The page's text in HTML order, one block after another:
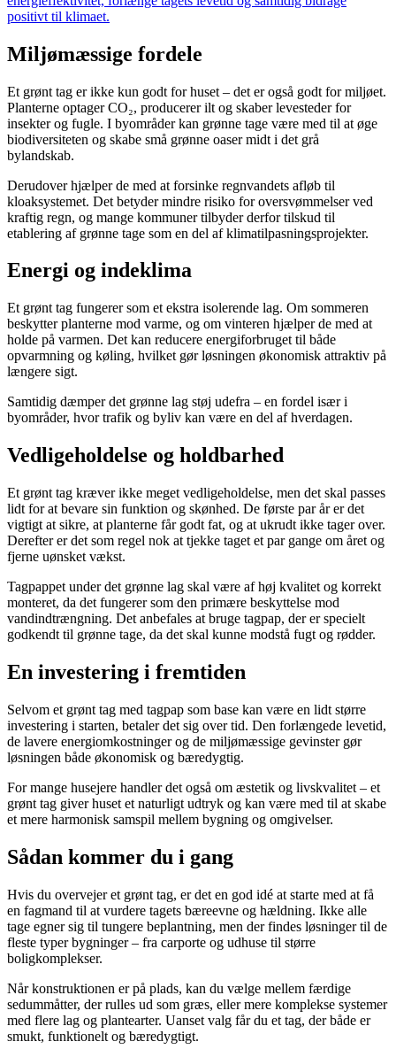
positivt til klimaet.
Miljømæssige fordele
Et grønt tag er ikke kun godt for huset – det er også godt for miljøet.
Planterne optager CO₂, producerer ilt og skaber levesteder for
insekter og fugle. I byområder kan grønne tage være med til at øge
biodiversiteten og skabe små grønne oaser midt i det grå
bylandskab.
Derudover hjælper de med at forsinke regnvandets afløb til
kloaksystemet. Det betyder mindre risiko for oversvømmelser ved
kraftig regn, og mange kommuner tilbyder derfor tilskud til
etablering af grønne tage som en del af klimatilpasningsprojekter.
Energi og indeklima
Et grønt tag fungerer som et ekstra isolerende lag. Om sommeren
beskytter planterne mod varme, og om vinteren hjælper de med at
holde på varmen. Det kan reducere energiforbruget til både
opvarmning og køling, hvilket gør løsningen økonomisk attraktiv på
længere sigt.
Samtidig dæmper det grønne lag støj udefra – en fordel især i
byområder, hvor trafik og byliv kan være en del af hverdagen.
Vedligeholdelse og holdbarhed
Et grønt tag kræver ikke meget vedligeholdelse, men det skal passes
lidt for at bevare sin funktion og skønhed. De første par år er det
vigtigt at sikre, at planterne får godt fat, og at ukrudt ikke tager over.
Derefter er det som regel nok at tjekke taget et par gange om året og
fjerne uønsket vækst.
Tagpappet under det grønne lag skal være af høj kvalitet og korrekt
monteret, da det fungerer som den primære beskyttelse mod
vandindtrængning. Det anbefales at bruge tagpap, der er specielt
godkendt til grønne tage, da det skal kunne modstå fugt og rødder.
En investering i fremtiden
Selvom et grønt tag med tagpap som base kan være en lidt større
investering i starten, betaler det sig over tid. Den forlængede levetid,
de lavere energiomkostninger og de miljømæssige gevinster gør
løsningen både økonomisk og bæredygtig.
For mange husejere handler det også om æstetik og livskvalitet – et
grønt tag giver huset et naturligt udtryk og kan være med til at skabe
et mere harmonisk samspil mellem bygning og omgivelser.
Sådan kommer du i gang
Hvis du overvejer et grønt tag, er det en god idé at starte med at få
en fagmand til at vurdere tagets bæreevne og hældning. Ikke alle
tage egner sig til tungere beplantning, men der findes løsninger til de
fleste typer bygninger – fra carporte og udhuse til større
boligkomplekser.
Når konstruktionen er på plads, kan du vælge mellem færdige
sedummåtter, der rulles ud som græs, eller mere komplekse systemer
med flere lag og plantearter. Uanset valg får du et tag, der både er
smukt, funktionelt og bæredygtigt.